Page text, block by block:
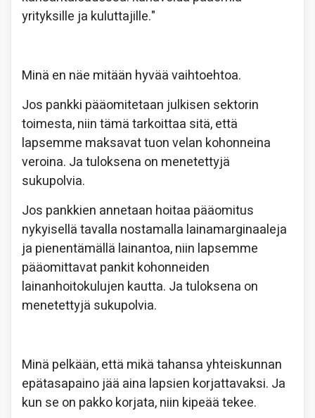
yrityksille ja kuluttajille."
Minä en näe mitään hyvää vaihtoehtoa.
Jos pankki pääomitetaan julkisen sektorin
toimesta, niin tämä tarkoittaa sitä, että
lapsemme maksavat tuon velan kohonneina
veroina. Ja tuloksena on menetettyjä
sukupolvia.
Jos pankkien annetaan hoitaa pääomitus
nykyisellä tavalla nostamalla lainamarginaaleja
ja pienentämällä lainantoa, niin lapsemme
pääomittavat pankit kohonneiden
lainanhoitokulujen kautta. Ja tuloksena on
menetettyjä sukupolvia.
Minä pelkään, että mikä tahansa yhteiskunnan
epätasapaino jää aina lapsien korjattavaksi. Ja
kun se on pakko korjata, niin kipeää tekee.